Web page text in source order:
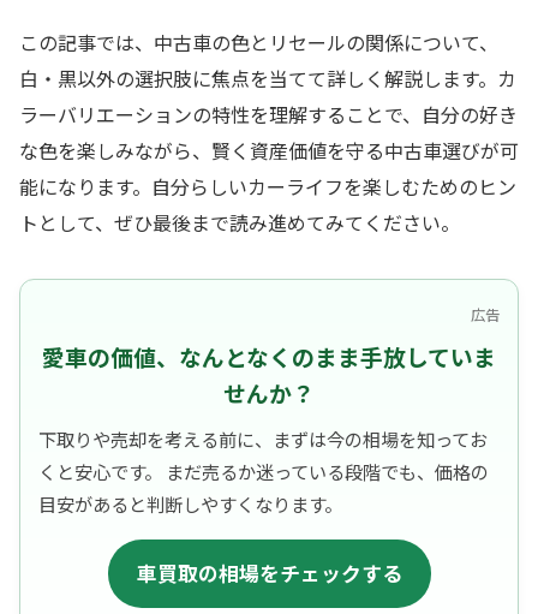
この記事では、中古車の色とリセールの関係について、
白・黒以外の選択肢に焦点を当てて詳しく解説します。カ
ラーバリエーションの特性を理解することで、自分の好き
な色を楽しみながら、賢く資産価値を守る中古車選びが可
能になります。自分らしいカーライフを楽しむためのヒン
トとして、ぜひ最後まで読み進めてみてください。
広告
愛車の価値、なんとなくのまま手放していま
せんか？
下取りや売却を考える前に、まずは今の相場を知ってお
くと安心です。 まだ売るか迷っている段階でも、価格の
目安があると判断しやすくなります。
車買取の相場をチェックする